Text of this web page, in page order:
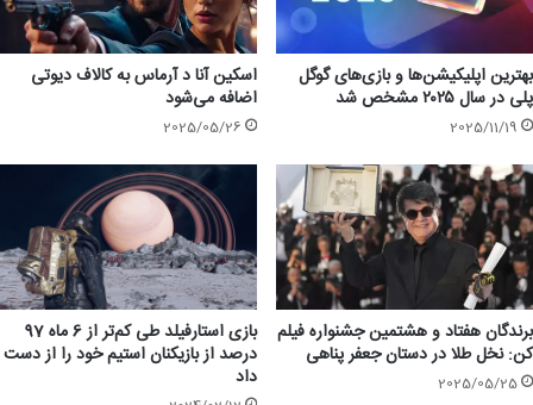
بهترین اپلیکیشن‌ها و بازی‌های گوگل
پلی در سال ۲۰۲۵ مشخص شد
2025/11/19
اسکین آنا د آرماس به کالاف دیوتی
اضافه می‌شود
2025/05/26
برندگان هفتاد و هشتمین جشنواره فیلم
کن: نخل طلا در دستان جعفر پناهی
2025/05/25
بازی استارفیلد طی کم‌تر از 6 ماه 97
درصد از بازیکنان استیم خود را از دست
داد